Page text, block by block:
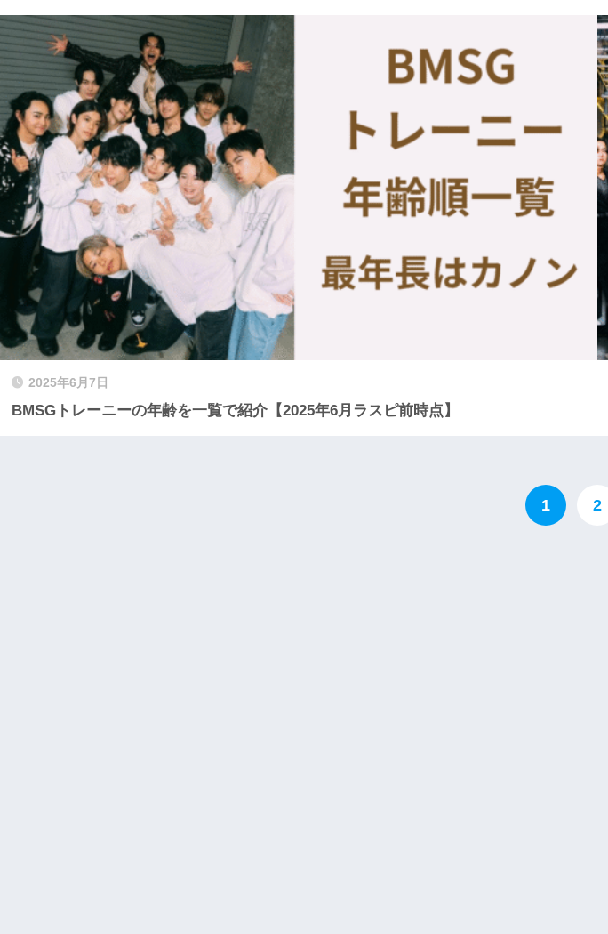
2025年6月7日
BMSGトレーニーの年齢を一覧で紹介【2025年6月ラスピ前時点】
1 2